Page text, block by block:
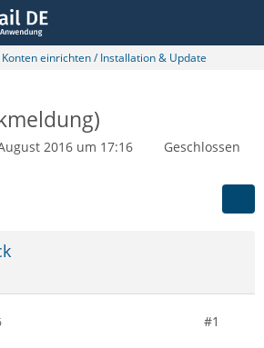
einrichten / Installation & Update
2016 um 17:16
Geschlossen
#1